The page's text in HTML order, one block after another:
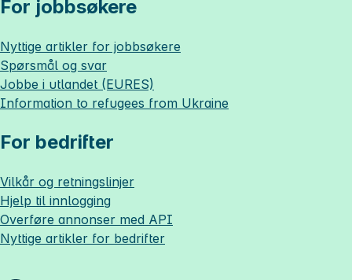
For jobbsøkere
Nyttige artikler for jobbsøkere
Spørsmål og svar
Jobbe i utlandet (EURES)
Information to refugees from Ukraine
For bedrifter
Vilkår og retningslinjer
Hjelp til innlogging
Overføre annonser med API
Nyttige artikler for bedrifter